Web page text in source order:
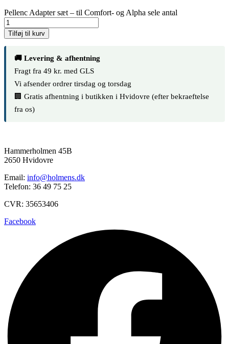
Pellenc Adapter sæt – til Comfort- og Alpha sele antal
Tilføj til kurv
🚚 Levering & afhentning
Fragt fra 49 kr. med GLS
Vi afsender ordrer tirsdag og torsdag
🏢 Gratis afhentning i butikken i Hvidovre (efter bekraeftelse
fra os)
Hammerholmen 45B
2650 Hvidovre
Email: info@holmens.dk
Telefon: 36 49 75 25
CVR: 35653406
Facebook